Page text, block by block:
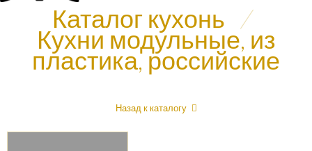
Каталог кухонь /
Кухни модульные, из
пластика, российские
Назад к каталогу